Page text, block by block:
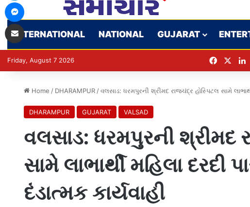
INTERNATIONAL NATIONAL GUJARAT
Friday, August 7 2026 Facebook
Home / DHARAMPUR / વલસાડ: ધરમપુરની શ્રીમદ રાજચંદ્ર હોસ્પિટલ સામે
DHARAMPUR GUJARAT VALSAD
વલસાડ: ધરમપુરની શ્રીમદ
સામે લાભાર્થી મહિલા દરદી
દંડાત્મક કાર્યવાહી